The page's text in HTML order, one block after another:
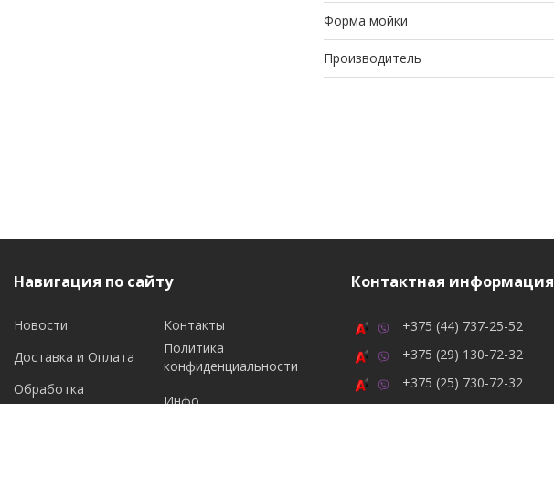
Форма мойки
Производитель
Навигация по сайту
Новости
Контакты
Доставка и Оплата
Политика
конфиденциальности
Обработка
персональных данных
Инфо
Контактная информация
+375 (44) 737-25-52
+375 (29) 130-72-32
+375 (25) 730-72-32